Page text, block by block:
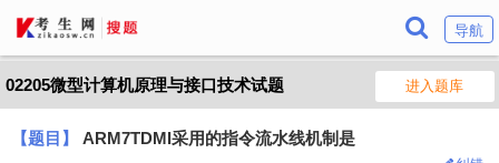
导航
02205微型计算机原理与接口技术试题 进入题库
【题目】 ARM7TDMI采用的指令流水线机制是